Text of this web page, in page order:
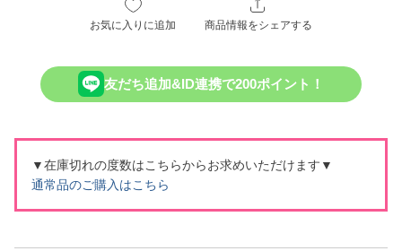
お気に入りに追加 商品情報をシェアする
友だち追加&ID連携で200ポイント！
▼在庫切れの度数はこちらからお求めいただけます▼
通常品のご購入はこちら